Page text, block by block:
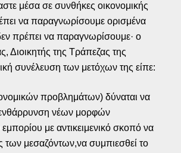
μέσα σε συνθήκες οικονομικής
να παραγνωρίσουμε ορισμένα
πρέπει να παραγνωρίσουμε· ο
Διοικητής της Τράπεζας της
συνέλευση των μετόχων της είπε:
προβλημάτων) δύναται να
ενθάρρυνση νέων μορφών
με αντικειμενικό σκοπό να
των μεσαζόντων,να συμπιεσθεί το